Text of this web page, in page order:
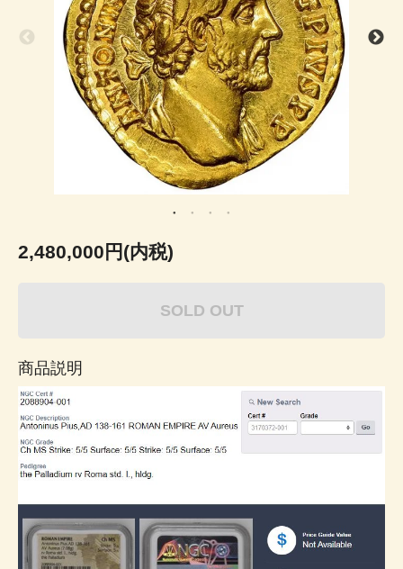
2,480,000円(内税)
SOLD OUT
商品説明